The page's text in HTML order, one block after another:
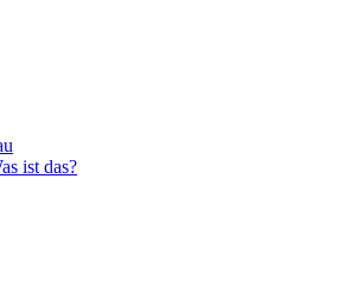
ist das?